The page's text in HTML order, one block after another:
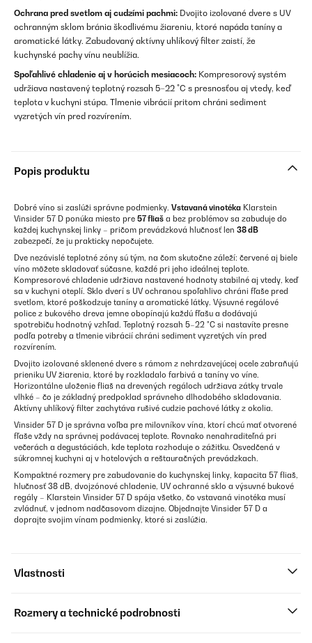
Ochrana pred svetlom aj cudzími pachmi: Dvojito izolované dvere s UV
ochranným sklom bránia škodlivému žiareniu, ktoré napáda taníny a
aromatické látky. Zabudovaný aktívny uhlíkový filter zaistí, že
kuchynské pachy vínu neublížia.
Spoľahlivé chladenie aj v horúcich mesiacoch: Kompresorový systém
udržiava nastavený teplotný rozsah 5–22 °C s presnosťou aj vtedy, keď
teplota v kuchyni stúpa. Tlmenie vibrácií pritom chráni sediment
vyzretých vín pred rozvírením.
Popis produktu
Dobré víno si zaslúži správne podmienky. Vstavaná vinotéka Klarstein
Vinsider 57 D ponúka miesto pre 57 fliaš a bez problémov sa zabuduje do
každej kuchynskej linky – pričom prevádzková hlučnosť len 38 dB
zabezpečí, že ju prakticky nepočujete.
Dve nezávislé teplotné zóny sú tým, na čom skutočne záleží: červené aj biele
víno môžete skladovať súčasne, každé pri jeho ideálnej teplote.
Kompresorové chladenie udržiava nastavené hodnoty stabilné aj vtedy, keď
sa v kuchyni oteplí. Sklo dverí s UV ochranou spoľahlivo chráni fľaše pred
svetlom, ktoré poškodzuje taníny a aromatické látky. Výsuvné regálové
police z bukového dreva jemne obopínajú každú fľašu a dodávajú
spotrebiču hodnotný vzhľad. Teplotný rozsah 5–22 °C si nastavíte presne
podľa potreby a tlmenie vibrácií chráni sediment vyzretých vín pred
rozvírením.
Dvojito izolované sklenené dvere s rámom z nehrdzavejúcej ocele zabraňujú
prieniku UV žiarenia, ktoré by rozkladalo farbivá a taníny vo víne.
Horizontálne uloženie fliaš na drevených regáloch udržiava zátky trvale
vlhké – čo je základný predpoklad správneho dlhodobého skladovania.
Aktívny uhlíkový filter zachytáva rušivé cudzie pachové látky z okolia.
Vinsider 57 D je správna voľba pre milovníkov vína, ktorí chcú mať otvorené
fľaše vždy na správnej podávacej teplote. Rovnako nenahraditeľná pri
večerách a degustáciách, kde teplota rozhoduje o zážitku. Osvedčená v
súkromnej kuchyni aj v hotelových a reštauračných prevádzkach.
Kompaktné rozmery pre zabudovanie do kuchynskej linky, kapacita 57 fliaš,
hlučnosť 38 dB, dvojzónové chladenie, UV ochranné sklo a výsuvné bukové
regály – Klarstein Vinsider 57 D spája všetko, čo vstavaná vinotéka musí
zvládnuť, v jednom nadčasovom dizajne. Objednajte Vinsider 57 D a
doprajte svojim vínam podmienky, ktoré si zaslúžia.
Vlastnosti
Rozmery a technické podrobnosti